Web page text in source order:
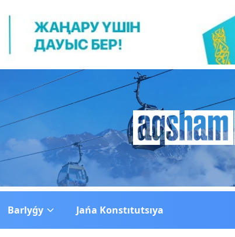
Barlyǵy Jańa Konstıtutsıya